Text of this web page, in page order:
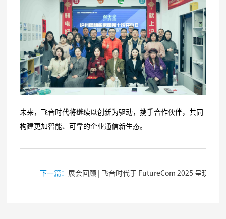
未来，飞音时代将继续以创新为驱动，携手合作伙伴，共同
构建更加智能、可靠的企业通信新生态。
下一篇： 展会回顾 | 飞音时代于 FutureCom 2025 呈现高效部署与管理的“飞音方案”